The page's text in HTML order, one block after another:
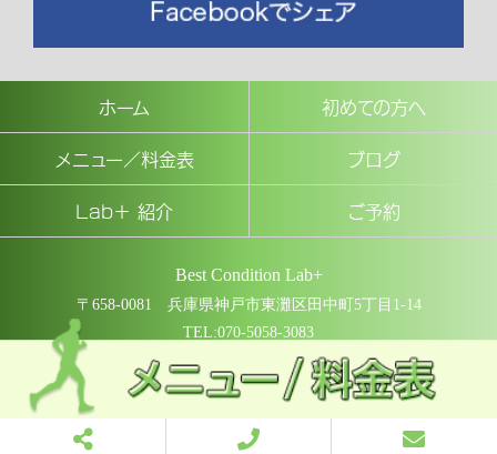
ホーム
初めての方へ
メニュー／料金表
ブログ
Lab＋ 紹介
ご予約
Best Condition Lab+
〒658-0081 兵庫県神戸市東灘区田中町5丁目1-14
TEL:070-5058-3083
COPYRIGHT © Best Condition Lab+ All rights reserved.